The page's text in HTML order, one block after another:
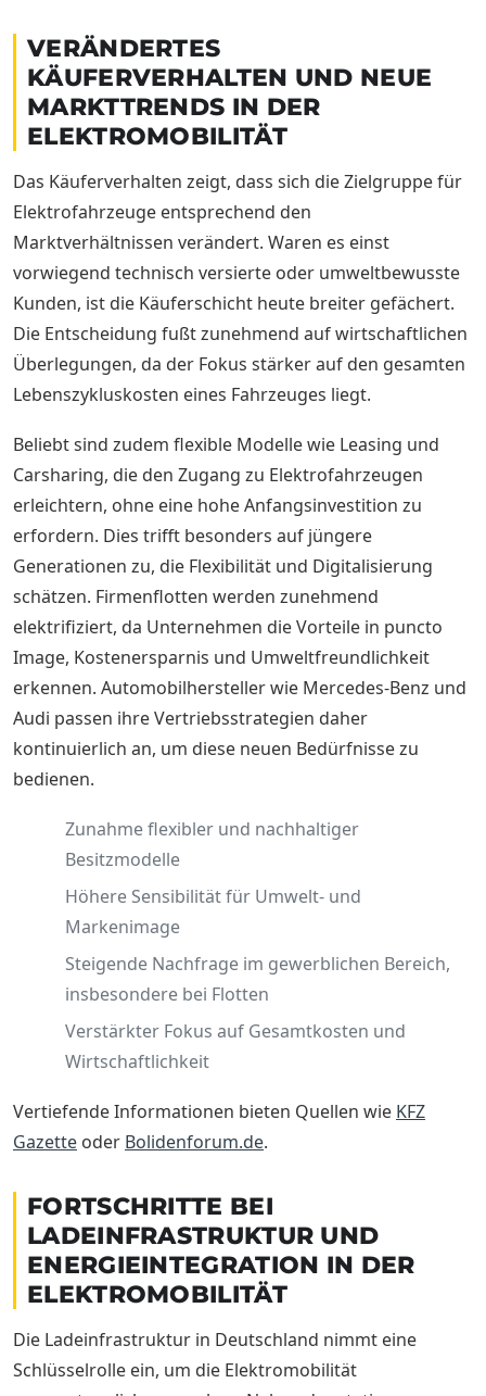
VERÄNDERTES
KÄUFERVERHALTEN UND NEUE
MARKTTRENDS IN DER
ELEKTROMOBILITÄT
Das Käuferverhalten zeigt, dass sich die Zielgruppe für
Elektrofahrzeuge entsprechend den
Marktverhältnissen verändert. Waren es einst
vorwiegend technisch versierte oder umweltbewusste
Kunden, ist die Käuferschicht heute breiter gefächert.
Die Entscheidung fußt zunehmend auf wirtschaftlichen
Überlegungen, da der Fokus stärker auf den gesamten
Lebenszykluskosten eines Fahrzeuges liegt.
Beliebt sind zudem flexible Modelle wie Leasing und
Carsharing, die den Zugang zu Elektrofahrzeugen
erleichtern, ohne eine hohe Anfangsinvestition zu
erfordern. Dies trifft besonders auf jüngere
Generationen zu, die Flexibilität und Digitalisierung
schätzen. Firmenflotten werden zunehmend
elektrifiziert, da Unternehmen die Vorteile in puncto
Image, Kostenersparnis und Umweltfreundlichkeit
erkennen. Automobilhersteller wie Mercedes-Benz und
Audi passen ihre Vertriebsstrategien daher
kontinuierlich an, um diese neuen Bedürfnisse zu
bedienen.
Zunahme flexibler und nachhaltiger
Besitzmodelle
Höhere Sensibilität für Umwelt- und
Markenimage
Steigende Nachfrage im gewerblichen Bereich,
insbesondere bei Flotten
Verstärkter Fokus auf Gesamtkosten und
Wirtschaftlichkeit
Vertiefende Informationen bieten Quellen wie KFZ
Gazette oder Bolidenforum.de.
FORTSCHRITTE BEI
LADEINFRASTRUKTUR UND
ENERGIEINTEGRATION IN DER
ELEKTROMOBILITÄT
Die Ladeinfrastruktur in Deutschland nimmt eine
Schlüsselrolle ein, um die Elektromobilität